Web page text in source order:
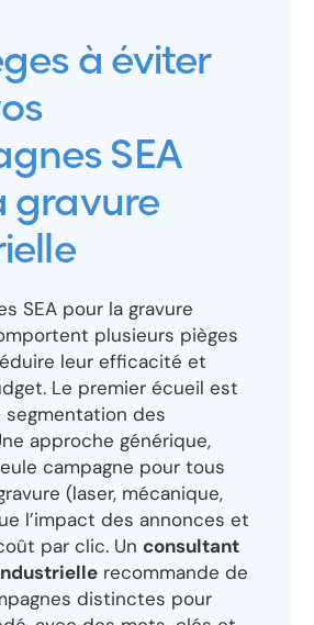
à éviter
SEA
gravure
SEA pour la gravure
plusieurs pièges
leur efficacité et
Le premier écueil est
segmentation des
approche générique,
campagne pour tous
(laser, mécanique,
l’impact des annonces et
par clic. Un consultant
recommande de
distinctes pour